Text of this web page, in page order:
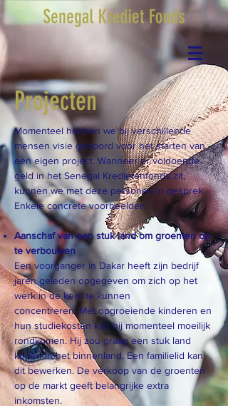
Momenteel hebben we bij verschillende
mensen visie gehoord voor het starten van
een eigen project. Wanneer er voldoende
geld in het Senegal Kredietenfonds zit,
kunnen we met deze personen in gesprek.
Enkele concrete voorbeelden:
Aanschaf van een stuk land om groenten op
te verbouwen
Een voorganger in Dakar heeft zijn bedrijf
jaren geleden opgegeven om zich op het
werk in de kerk te kunnen
concentreren. Met opgroeiende kinderen en
hun studiekosten kan hij momenteel moeilijk
rondkomen. Hij zou graag een stuk land
kopen in het binnenland. Een familielid kan
dit bewerken. De verkoop van de groenten
op de markt geeft belangrijke extra
inkomsten.
Projecten